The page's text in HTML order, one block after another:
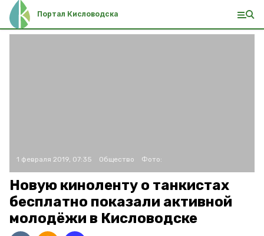
Портал Кисловодска
1 февраля 2019, 07:35 Общество Фото:
Новую киноленту о танкистах
бесплатно показали активной
молодёжи в Кисловодске